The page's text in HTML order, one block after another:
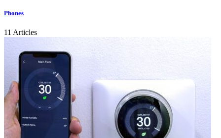
Phones
11 Articles